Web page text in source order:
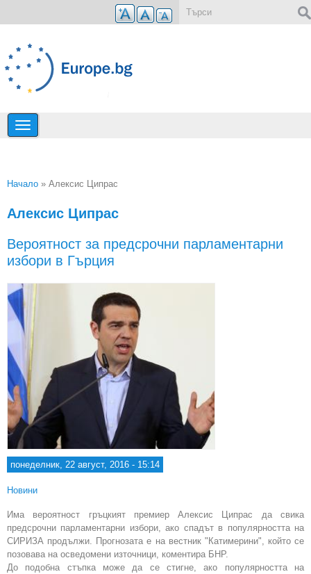
Премини към основното съдържание
Начало » Алексис Ципрас
Алексис Ципрас
Вероятност за предсрочни парламентарни
избори в Гърция
понеделник, 22 август, 2016 - 15:14
Новини
Има вероятност гръцкият премиер Алексис Ципрас да свика
предсрочни парламентарни избори, ако спадът в популярността на
СИРИЗА продължи. Прогнозата е на вестник "Катимерини", който се
позовава на осведомени източници, коментира БНР.
До подобна стъпка може да се стигне, ако популярността на